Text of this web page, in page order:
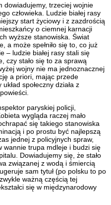
dowiadujemy, trzeciej wojnie
człowieka. Ludzie białej rasy
start życiowy i z zazdrością
o ciemnej karnacji
wyższe stanowiska. Świat
a może spełniło się to, co już
– ludzie białej rasy stali się
czy stało się to za sprawą
wojny nie ma jednoznacznej
a priori, mając przede
społeczny działa z
paryskiej policji,
wygląda raczej mało
się takiego stanowiska
i po prostu być najlepszą
jednej z policyjnych spraw,
wannie trupa mdleje i budzi się
Dowiadujemy się, że stało
związanej z wodą i śmiercią
sam tytuł (po polsku to po
ważną częścią tej
się w międzynarodowy